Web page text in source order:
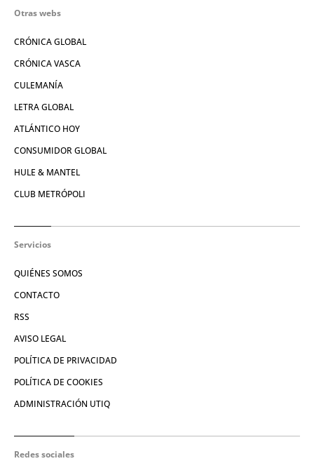
Otras webs
CRÓNICA GLOBAL
CRÓNICA VASCA
CULEMANÍA
LETRA GLOBAL
ATLÁNTICO HOY
CONSUMIDOR GLOBAL
HULE & MANTEL
CLUB METRÓPOLI
Servicios
QUIÉNES SOMOS
CONTACTO
RSS
AVISO LEGAL
POLÍTICA DE PRIVACIDAD
POLÍTICA DE COOKIES
ADMINISTRACIÓN UTIQ
Redes sociales